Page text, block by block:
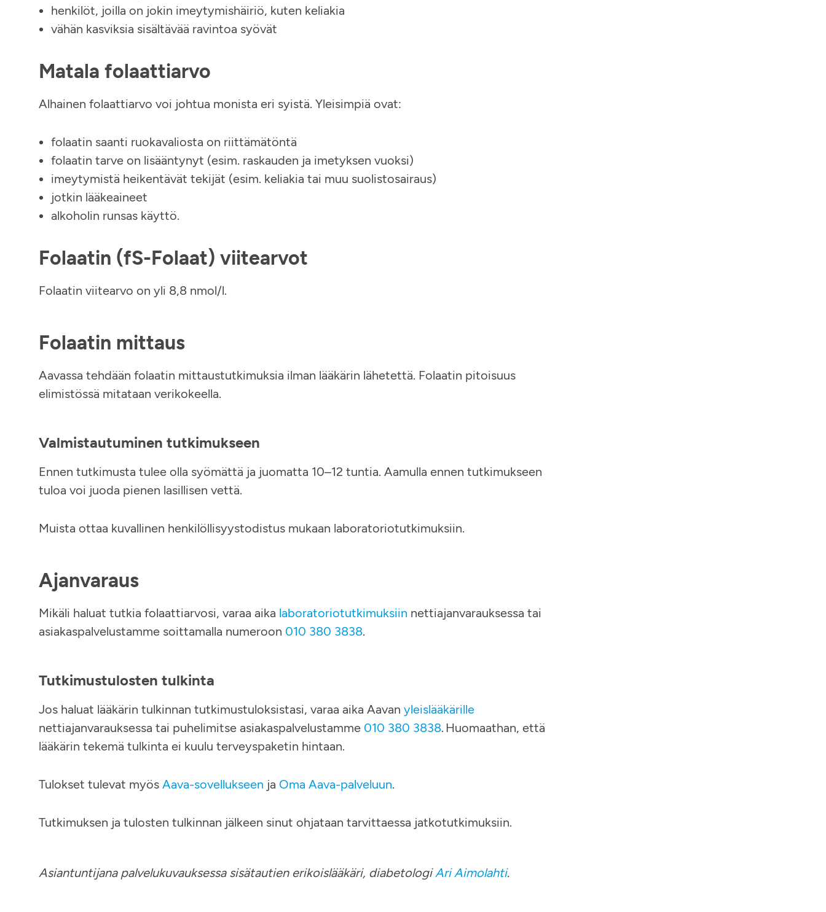
henkilöt, joilla on jokin imeytymishäiriö, kuten keliakia
vähän kasviksia sisältävää ravintoa syövät
Matala folaattiarvo
Alhainen folaattiarvo voi johtua monista eri syistä. Yleisimpiä ovat:
folaatin saanti ruokavaliosta on riittämätöntä
folaatin tarve on lisääntynyt (esim. raskauden ja imetyksen vuoksi)
imeytymistä heikentävät tekijät (esim. keliakia tai muu suolistosairaus)
jotkin lääkeaineet
alkoholin runsas käyttö.
Folaatin (fS-Folaat) viitearvot
Folaatin viitearvo on yli 8,8 nmol/l.
Folaatin mittaus
Aavassa tehdään folaatin mittaustutkimuksia ilman lääkärin lähetettä. Folaatin pitoisuus
elimistössä mitataan verikokeella.
Valmistautuminen tutkimukseen
Ennen tutkimusta tulee olla syömättä ja juomatta 10–12 tuntia. Aamulla ennen tutkimukseen
tuloa voi juoda pienen lasillisen vettä.
Muista ottaa kuvallinen henkilöllisyystodistus mukaan laboratoriotutkimuksiin.
Ajanvaraus
Mikäli haluat tutkia folaattiarvosi, varaa aika laboratoriotutkimuksiin nettiajanvarauksessa tai
asiakaspalvelustamme soittamalla numeroon 010 380 3838.
Tutkimustulosten tulkinta
Jos haluat lääkärin tulkinnan tutkimustuloksistasi, varaa aika Aavan yleislääkärille
nettiajanvarauksessa tai puhelimitse asiakaspalvelustamme 010 380 3838. Huomaathan, että
lääkärin tekemä tulkinta ei kuulu terveyspaketin hintaan.
Tulokset tulevat myös Aava-sovellukseen ja Oma Aava-palveluun.
Tutkimuksen ja tulosten tulkinnan jälkeen sinut ohjataan tarvittaessa jatkotutkimuksiin.
Asiantuntijana palvelukuvauksessa sisätautien erikoislääkäri, diabetologiAri Aimolahti.